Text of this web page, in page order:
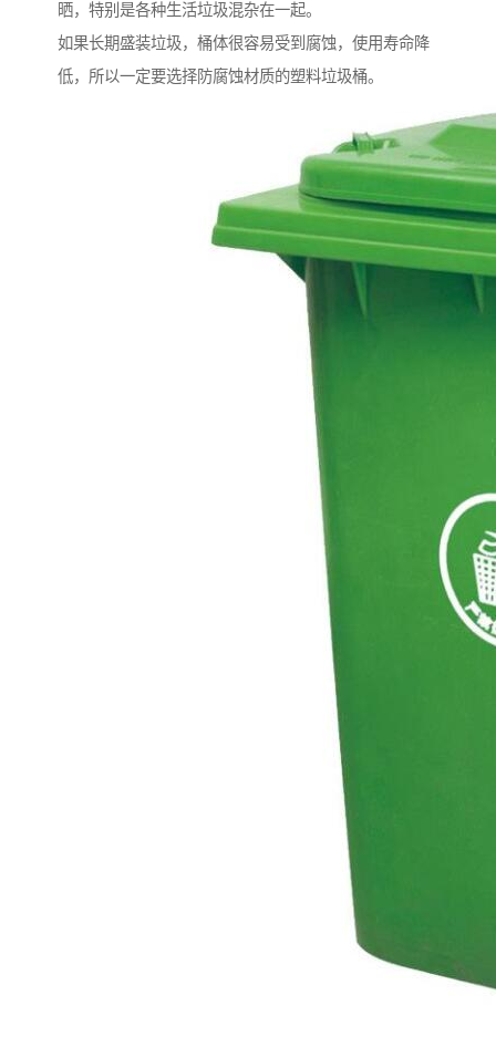
晒，特别是各种生活垃圾混杂在一起。
如果长期盛装垃圾，桶体很容易受到腐蚀，使用寿命降
低，所以一定要选择防腐蚀材质的塑料垃圾桶。